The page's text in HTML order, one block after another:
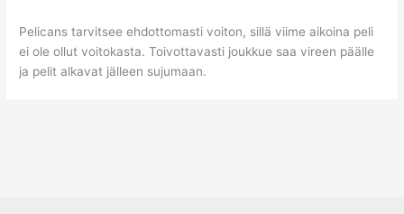
Pelicans tarvitsee ehdottomasti voiton, sillä viime aikoina peli
ei ole ollut voitokasta. Toivottavasti joukkue saa vireen päälle
ja pelit alkavat jälleen sujumaan.